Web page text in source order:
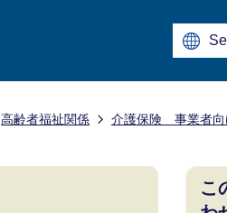
高齢者福祉関係 介護保険 事業者向
こ